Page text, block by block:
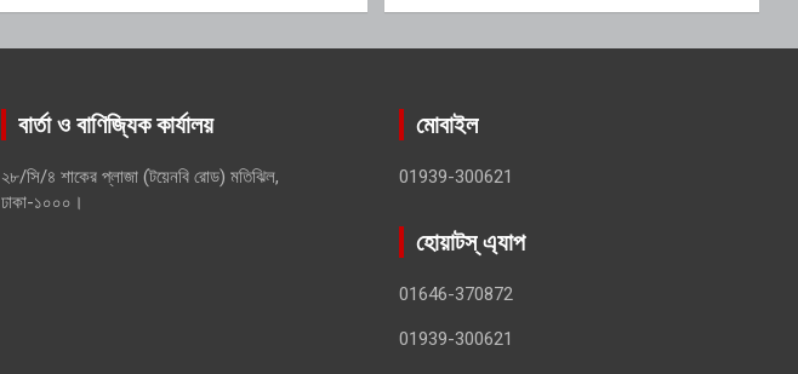
বার্তা ও বাণিজ্যিক কার্যালয়
২৮/সি/৪ শাকের প্লাজা (টয়েনবি রোড) মতিঝিল,
ঢাকা-১০০০।
মোবাইল
01939-300621
হোয়াটস্ এ্যাপ
01646-370872
01939-300621